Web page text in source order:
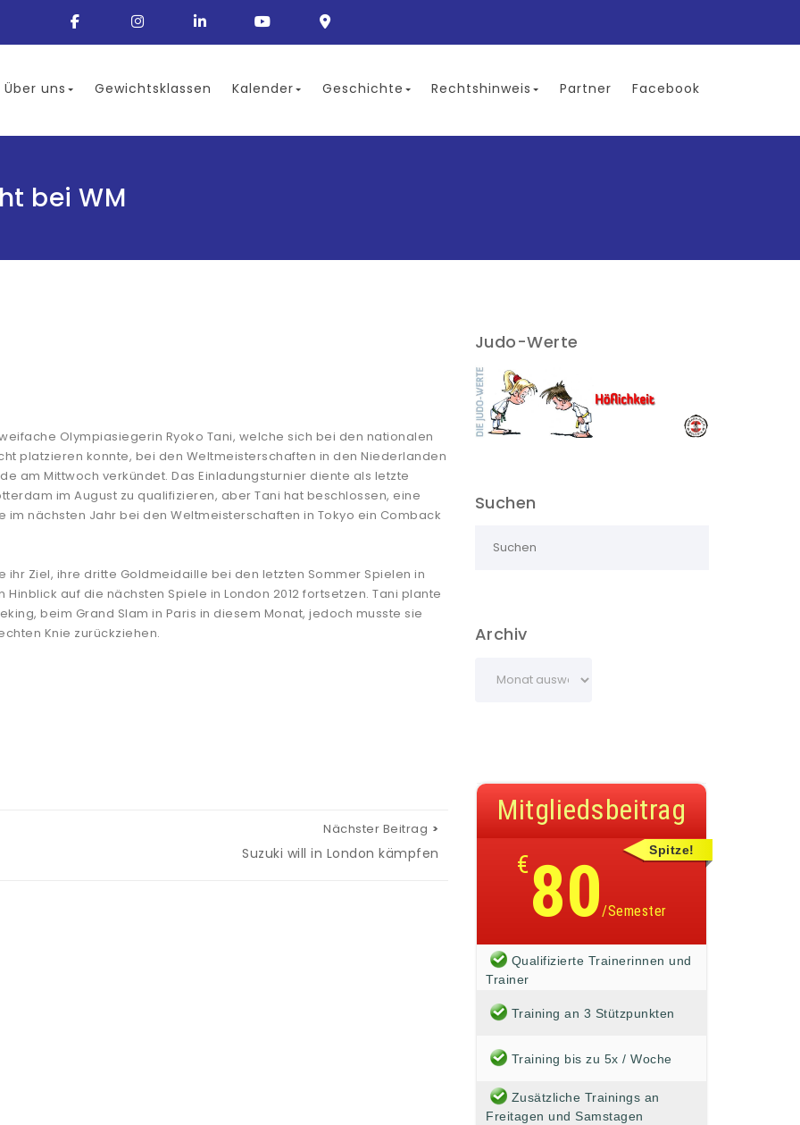
Über uns Gewichtsklassen Kalender Geschichte Rechtshinweis Partner Facebook
bei WM
Olympiasiegerin Ryoko Tani, welche sich bei den nationalen
platzieren konnte, bei den Weltmeisterschaften in den Niederlanden
am Mittwoch verkündet. Das Einladungsturnier diente als letzte
im August zu qualifizieren, aber Tani hat beschlossen, eine
nächsten Jahr bei den Weltmeisterschaften in Tokyo ein Comback
Ziel, ihre dritte Goldmeidaille bei den letzten Sommer Spielen in
auf die nächsten Spiele in London 2012 fortsetzen. Tani plante
beim Grand Slam in Paris in diesem Monat, jedoch musste sie
Knie zurückziehen.
Nächster Beitrag
Suzuki will in London kämpfen
Judo-Werte
Suchen
Archiv
Spitze!
Mitgliedsbeitrag
€80/Semester
Qualifizierte Trainerinnen und
Trainer
Training an 3 Stützpunkten
Training bis zu 5x / Woche
Zusätzliche Trainings an
Freitagen und Samstagen